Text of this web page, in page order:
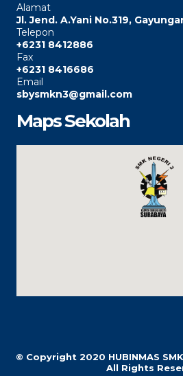
Alamat
Jl. Jend. A.Yani No.319,
Telepon
+6231 8412886
Fax
+6231 8416686
Email
sbysmkn3@gmail.com
Maps Sekolah
© Copyright 2020 HUBINMAS
All Rights